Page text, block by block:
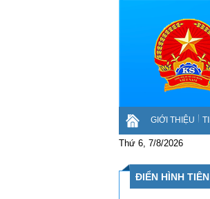
GIỚI THIỆU
Thứ 6, 7/8/2026
ĐIỂN HÌNH